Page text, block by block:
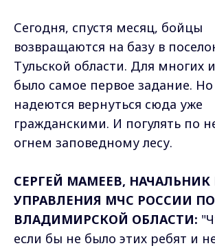
Сегодня, спустя месяц, бойцы
возвращаются на базу в
Тульской области. Для многих
было самое первое задание.
надеются вернуться сюда уже
гражданскими. И погулять по
огнем заповедному лесу.
СЕРГЕЙ МАМЕЕВ, НАЧАЛЬНИК
УПРАВЛЕНИЯ МЧС РОССИИ ПО
ВЛАДИМИРСКОЙ ОБЛАСТИ:
если бы не было этих ребят и